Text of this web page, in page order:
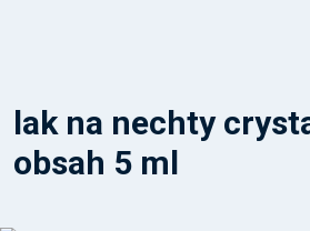
lak na nechty
obsah 5 ml